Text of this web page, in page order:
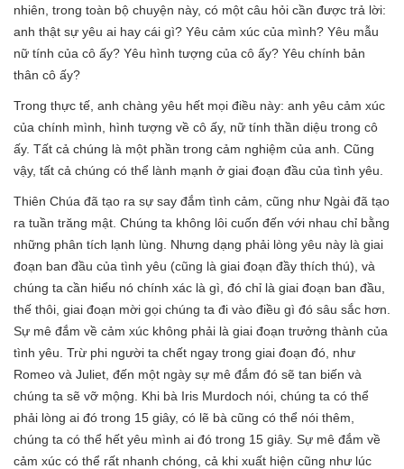
nhiên, trong toàn bộ chuyện này, có một câu hỏi cần được trả lời:
anh thật sự yêu ai hay cái gì? Yêu cảm xúc của mình? Yêu mẫu
nữ tính của cô ấy? Yêu hình tượng của cô ấy? Yêu chính bản
thân cô ấy?
Trong thực tế, anh chàng yêu hết mọi điều này: anh yêu cảm xúc
của chính mình, hình tượng về cô ấy, nữ tính thần diệu trong cô
ấy. Tất cả chúng là một phần trong cảm nghiệm của anh. Cũng
vậy, tất cả chúng có thể lành mạnh ở giai đoạn đầu của tình yêu.
Thiên Chúa đã tạo ra sự say đắm tình cảm, cũng như Ngài đã tạo
ra tuần trăng mật. Chúng ta không lôi cuốn đến với nhau chỉ bằng
những phân tích lạnh lùng. Nhưng dạng phải lòng yêu này là giai
đoạn ban đầu của tình yêu (cũng là giai đoạn đầy thích thú), và
chúng ta cần hiểu nó chính xác là gì, đó chỉ là giai đoạn ban đầu,
thế thôi, giai đoạn mời gọi chúng ta đi vào điều gì đó sâu sắc hơn.
Sự mê đắm về cảm xúc không phải là giai đoạn trưởng thành của
tình yêu. Trừ phi người ta chết ngay trong giai đoạn đó, như
Romeo và Juliet, đến một ngày sự mê đắm đó sẽ tan biến và
chúng ta sẽ vỡ mộng. Khi bà Iris Murdoch nói, chúng ta có thể
phải lòng ai đó trong 15 giây, có lẽ bà cũng có thể nói thêm,
chúng ta có thể hết yêu mình ai đó trong 15 giây. Sự mê đắm về
cảm xúc có thể rất nhanh chóng, cả khi xuất hiện cũng như lúc